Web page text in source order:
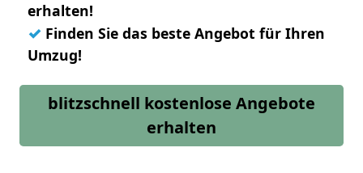
erhalten!
✓ Finden Sie das beste Angebot für Ihren
Umzug!
blitzschnell kostenlose Angebote
erhalten